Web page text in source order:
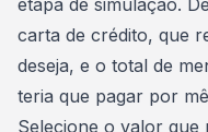
etapa de simulação.
carta de crédito, que
deseja, e o total de
teria que pagar por
Selecione o valor que